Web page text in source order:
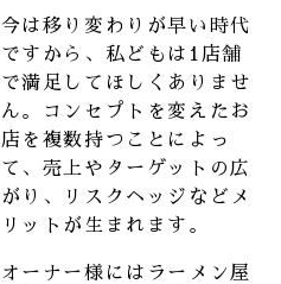
今は移り変わりが早い時代
ですから、私どもは1店舗
で満足してほしくありませ
ん。コンセプトを変えたお
店を複数持つことによっ
て、売上やターゲットの広
がり、リスクヘッジなどメ
リットが生まれます。
オーナー様にはラーメン屋